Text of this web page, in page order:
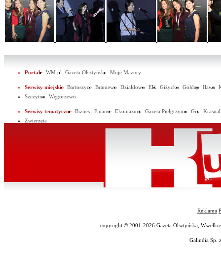
Portale WM.pl Gazeta Olsztyńska Moje Mazury
Serwisy miejskie Bartoszyce Braniewo Działdowo Ełk Giżycko Gołdap Iława
Szczytno
Węgorzewo
Serwisy tematyczne Biznes i Finanse Ekomazury Gazeta Pielgrzyma Gry
Zwierzęta
Reklama
copyright © 2001-2026 Gazeta Olsztyńska,
Galindia Sp.